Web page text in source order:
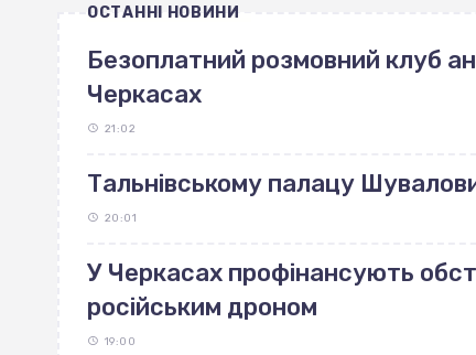
ОСТАННІ НОВИНИ
Безоплатний розмовний клуб
Черкасах
21:02
Тальнівському палацу
20:01
У Черкасах профінансують
російським дроном
19:00